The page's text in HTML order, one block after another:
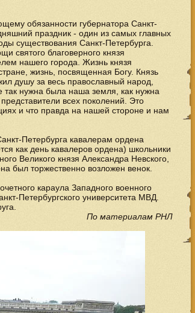
обязанности губернатора Санкт-
праздник - один из самых главных
существования Санкт-Петербурга.
святого благоверного князя
нашего города. Жизнь князя
жизнь, посвященная Богу. Князь
душу за весь православный народ,
так нужна была наша земля, как нужна
всех поколений. Это
и что правда на нашей стороне и нам
Петербурга кавалерам ордена
как день кавалеров ордена) школьники
Великого князя Александра Невского,
был торжественно возложен венок.
караула Западного военного
Петербургского университета МВД.
По материалам РНЛ